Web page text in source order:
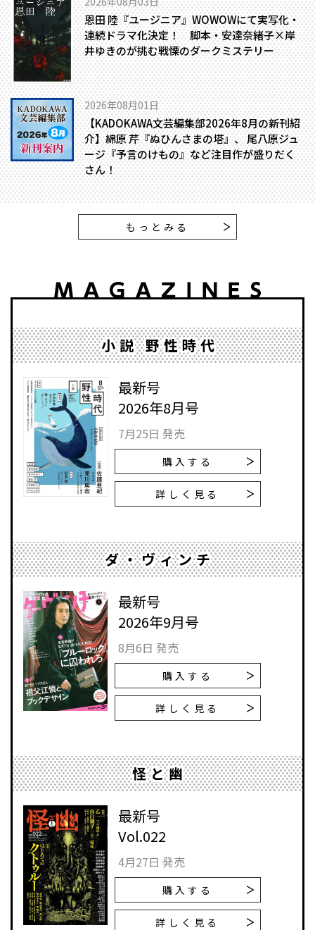
恩田 陸『ユージニア』WOWOWにて実写化・
連続ドラマ化決定！ 脚本・安達奈緒子×岸
井ゆきのが挑む戦慄のダークミステリー
2026年08月01日
【KADOKAWA文芸編集部2026年8月の新刊紹
介】綿原 芹『ぬひんさまの塔』、 尾八原ジュ
ージ『予言のけもの』など注目作が盛りだく
さん！
もっとみる
小説 野性時代
最新号
2026年8月号
7月25日 発売
購入する
詳しく見る
ダ・ヴィンチ
最新号
2026年9月号
8月6日 発売
購入する
詳しく見る
怪と幽
最新号
Vol.022
4月27日 発売
購入する
詳しく見る